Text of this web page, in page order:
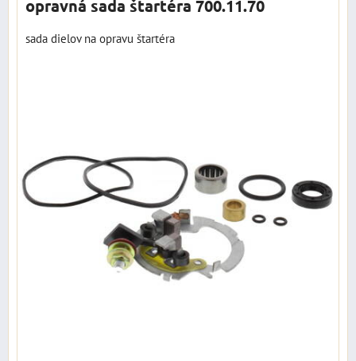
opravná sada štartéra 700.11.70
sada dielov na opravu štartéra